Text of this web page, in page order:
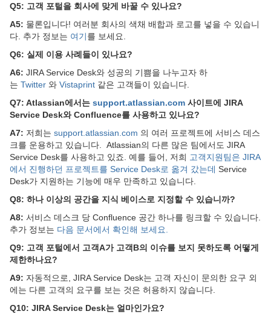
Q5: 고객 포털을 회사에 맞게 바꿀 수 있나요?
A5: 물론입니다! 여러분 회사의 색채 배합과 로고를 넣을 수 있습니
다. 추가 정보는 여기를 보세요.
Q6: 실제 이용 사례들이 있나요?
A6: JIRA Service Desk와 성공의 기쁨을 나누고자 하
는 Twitter 와 Vistaprint 같은 고객들이 있습니다.
Q7: Atlassian에서는 support.atlassian.com 사이트에 JIRA
Service Desk와 Confluence를 사용하고 있나요?
A7: 저희는 support.atlassian.com 의 여러 프로젝트에 서비스 데스
크를 운용하고 있습니다. Atlassian의 다른 많은 팀에서도 JIRA
Service Desk를 사용하고 있죠. 예를 들어, 저희 고객지원팀은 JIRA
에서 진행하던 프로젝트를 Service Desk로 옮겨 갔는데 Service
Desk가 지원하는 기능에 매우 만족하고 있습니다.
Q8: 하나 이상의 공간을 지식 베이스로 지정할 수 있습니까?
A8: 서비스 데스크 당 Confluence 공간 하나를 링크할 수 있습니다.
추가 정보는 다음 문서에서 확인해 보세요
Q9: 고객 포털에서 고객A가 고객B의 이슈를 보지 못하도록 어떻게
제한하나요?
A9: 자동적으로, JIRA Service Desk는 고객 자신이 문의한 요구 외
에는 다른 고객의 요구를 보는 것은 허용하지 않습니다.
Q10: JIRA Service Desk는 얼마인가요?